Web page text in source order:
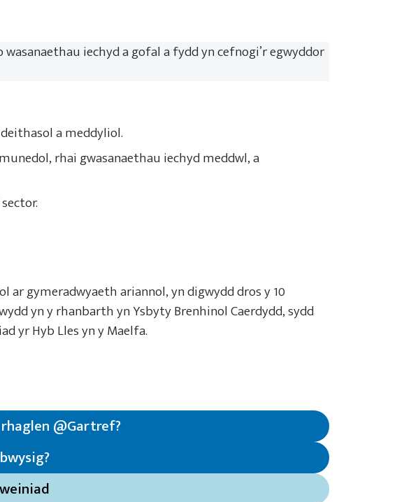
iechyd a gofal a fydd yn cefnogi’r egwyddor
a meddyliol.
rhai gwasanaethau iechyd meddwl, a
ar gymeradwyaeth ariannol, yn digwydd dros y 10
yn y rhanbarth yn Ysbyty Brenhinol Caerdydd, sydd
yr Hyb Lles yn y Maelfa.
@Gartref?